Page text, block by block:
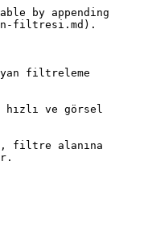
by appending
filtresi.md).
filtreleme
ve görsel
filtre alanına